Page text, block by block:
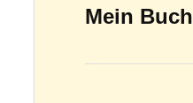
Mein Buch